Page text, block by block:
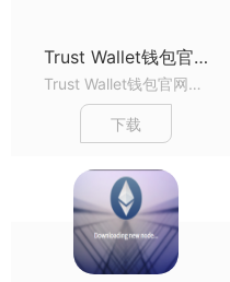
Trust Wallet钱包官网下载
Trust Wallet钱包官网下载Trust Wallet钱包官网下载Trust Wallet钱包官网下载...
下载